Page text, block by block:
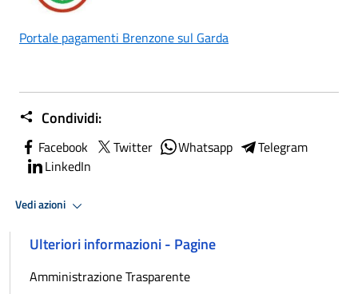
Portale pagamenti Brenzone sul Garda
Condividi:
Facebook Twitter Whatsapp
Telegram
LinkedIn
Vedi azioni
Ulteriori informazioni - Pagine
Amministrazione Trasparente